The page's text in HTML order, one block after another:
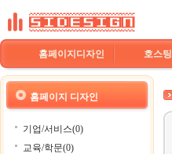
홈페이지디자인 호스팅
홈페이지 디자인
기업/서비스(0)
교육/학문(0)